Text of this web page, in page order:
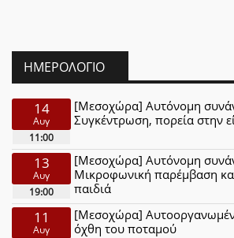
ΗΜΕΡΟΛΌΓΙΟ
14
Αυγ
11:00
[Μεσοχώρα] Αυτόνομη
Συγκέντρωση, πορεία στην
13
Αυγ
19:00
[Μεσοχώρα] Αυτόνομη
Μικροφωνική παρέμβαση
παιδιά
11
Αυγ
[Μεσοχώρα]
όχθη του ποταμού